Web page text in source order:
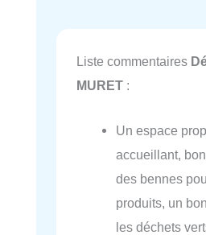
Liste commentaires
MURET :
Un espace
accueillant,
des bennes
produits, un
les déchets